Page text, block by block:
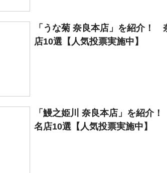
「うな菊 奈良本店」を紹介！
店10選【人気投票実施中】
「鰻之姫川 奈良本店」を紹介
名店10選【人気投票実施中】